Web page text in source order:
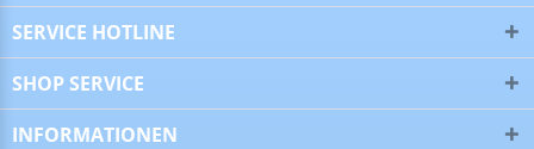
SERVICE HOTLINE
SHOP SERVICE
INFORMATIONEN